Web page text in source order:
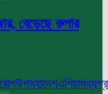
বেড়েছে রুপার
উপমহাদেশএশিয়া